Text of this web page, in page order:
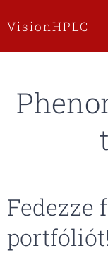
VisionHPLC
Fedezze
portfóliót!